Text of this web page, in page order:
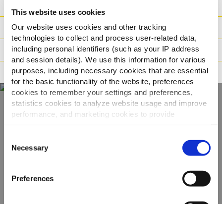
This website uses cookies
Our website uses cookies and other tracking
technologies to collect and process user-related data,
including personal identifiers (such as your IP address
and session details). We use this information for various
purposes, including necessary cookies that are essential
for the basic functionality of the website, preferences
cookies to remember your settings and preferences,
statistics cookies to analyze website usage and improve
performance, and marketing cookies to provide
personalized content and advertising.
By clicking 'Allow all cookies', you consent to the use of
all cookies. If you'd like to customize your preferences,
you can do so by clicking the options below and selecting
'Allow selection.'
To learn more about our cookies, click on "Show details."
Selection
Necessary
Preferences
Paino/Kuljetus
Valmistusaika
Ohjeistus
Näe koko